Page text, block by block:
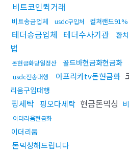
비트코인퀵거래
비트송금업체 usdc구입처 컬쳐랜드91%
테더송금업체 테더수사기관 환
법
돈현금화당일정산 골드바현금화현금화
usdc전송대행 아프리카tv돈현금화
리움구입대행
핑세탁 핑오다세탁 현금돈믹싱
이더리움현금화
이더리움
돈믹싱해드립니다